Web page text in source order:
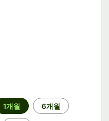
1개월 6개월